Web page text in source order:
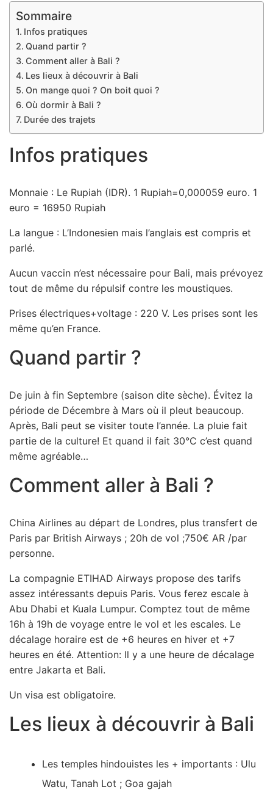
Sommaire
Infos pratiques
Quand partir ?
Comment aller à Bali ?
Les lieux à découvrir à Bali
On mange quoi ? On boit quoi ?
Où dormir à Bali ?
Durée des trajets
Infos pratiques
Monnaie : Le Rupiah (IDR). 1 Rupiah=0,000059 euro. 1
euro = 16950 Rupiah
La langue : L’Indonesien mais l’anglais est compris et
parlé.
Aucun vaccin n’est nécessaire pour Bali, mais prévoyez
tout de même du répulsif contre les moustiques.
Prises électriques+voltage : 220 V. Les prises sont les
même qu’en France.
Quand partir ?
De juin à fin Septembre (saison dite sèche). Évitez la
période de Décembre à Mars où il pleut beaucoup.
Après, Bali peut se visiter toute l’année. La pluie fait
partie de la culture! Et quand il fait 30°C c’est quand
même agréable…
Comment aller à Bali ?
China Airlines au départ de Londres, plus transfert de
Paris par British Airways ; 20h de vol ;750€ AR /par
personne.
La compagnie ETIHAD Airways propose des tarifs
assez intéressants depuis Paris. Vous ferez escale à
Abu Dhabi et Kuala Lumpur. Comptez tout de même
16h à 19h de voyage entre le vol et les escales. Le
décalage horaire est de +6 heures en hiver et +7
heures en été. Attention: Il y a une heure de décalage
entre Jakarta et Bali.
Un visa est obligatoire.
Les lieux à découvrir à Bali
Les temples hindouistes les + importants : Ulu
Watu, Tanah Lot ; Goa gajah